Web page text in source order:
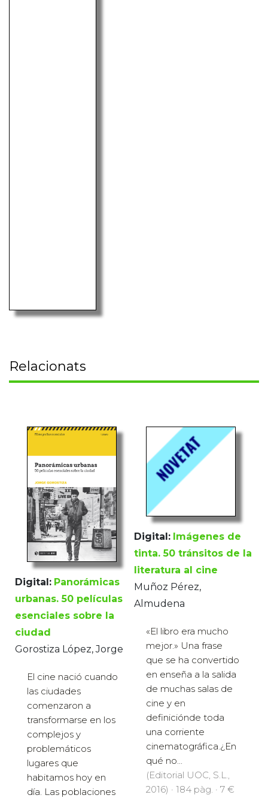
Relacionats
Digital: Panorámicas
urbanas. 50 películas
esenciales sobre la
ciudad
Gorostiza López, Jorge
El cine nació cuando
las ciudades
comenzaron a
transformarse en los
complejos y
problemáticos
lugares que
habitamos hoy en
día. Las poblaciones
Digital: Imágenes de
tinta. 50 tránsitos de la
literatura al cine
Muñoz Pérez,
Almudena
«El libro era mucho
mejor.» Una frase
que se ha convertido
en enseña a la salida
de muchas salas de
cine y en
definiciónde toda
una corriente
cinematográfica.¿En
qué no...
(Editorial UOC, S.L.,
2016) · 184 pàg. · 7 €